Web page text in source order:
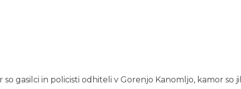
gasilci in policisti odhiteli v Gorenjo Kanomljo, kamor so